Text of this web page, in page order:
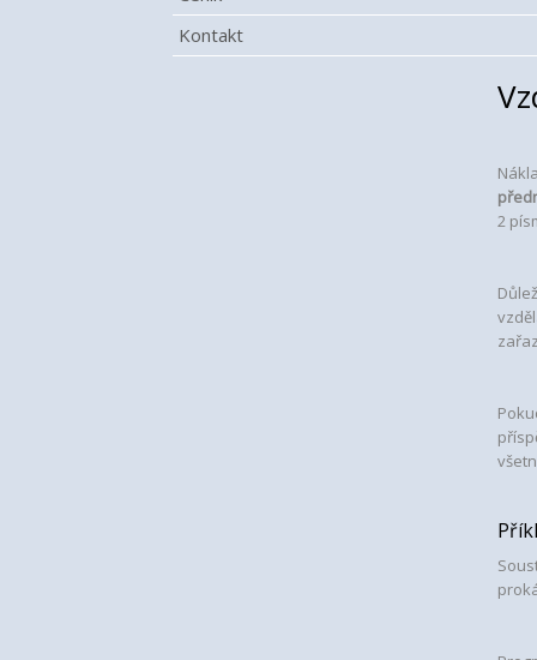
Kontakt
Nák
2